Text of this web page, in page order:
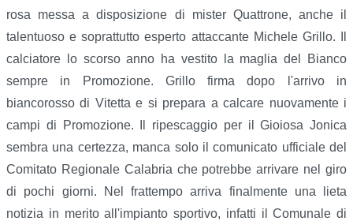
rosa messa a disposizione di mister Quattrone, anche il
talentuoso e soprattutto esperto attaccante Michele Grillo. Il
calciatore lo scorso anno ha vestito la maglia del Bianco
sempre in Promozione. Grillo firma dopo l'arrivo in
biancorosso di Vitetta e si prepara a calcare nuovamente i
campi di Promozione. Il ripescaggio per il Gioiosa Jonica
sembra una certezza, manca solo il comunicato ufficiale del
Comitato Regionale Calabria che potrebbe arrivare nel giro
di pochi giorni. Nel frattempo arriva finalmente una lieta
notizia in merito all'impianto sportivo, infatti il Comunale di